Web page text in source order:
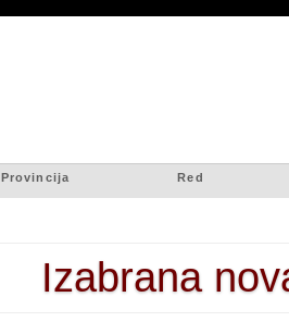
Provincija Red
Izabrana